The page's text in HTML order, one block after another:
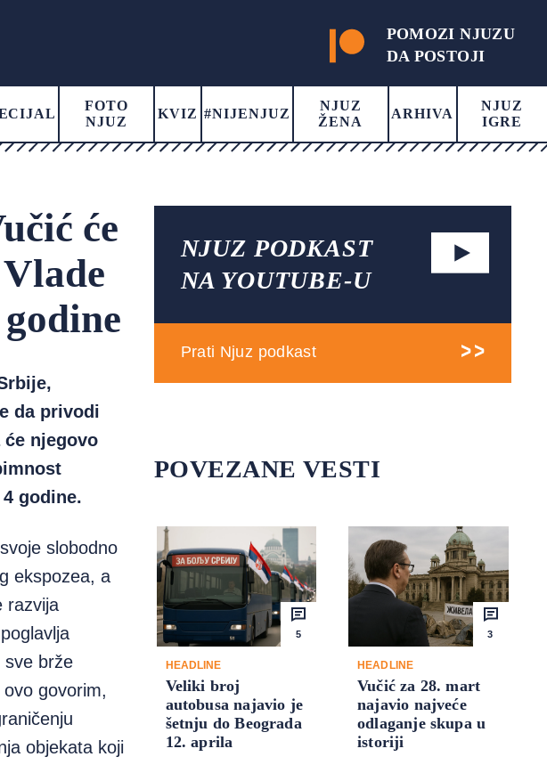
POMOZI NJUZU
DA POSTOJI
FOTO
NJUZ
KVIZ #NIJENJUZ
NJUZ
ŽENA
ARHIVA
NJUZ
IGRE
će
da privodi
će njegovo
godine.
slobodno
ekspozea, a
razvija
sve brže
govorim,
objekata koji
NJUZ PODKAST
NA YOUTUBE-U
Prati Njuz podkast
POVEZANE VESTI
5
HEADLINE
Veliki broj
autobusa najavio je
šetnju do Beograda
12. aprila
3
HEADLINE
Vučić za 28. mart
najavio najveće
odlaganje skupa u
istoriji